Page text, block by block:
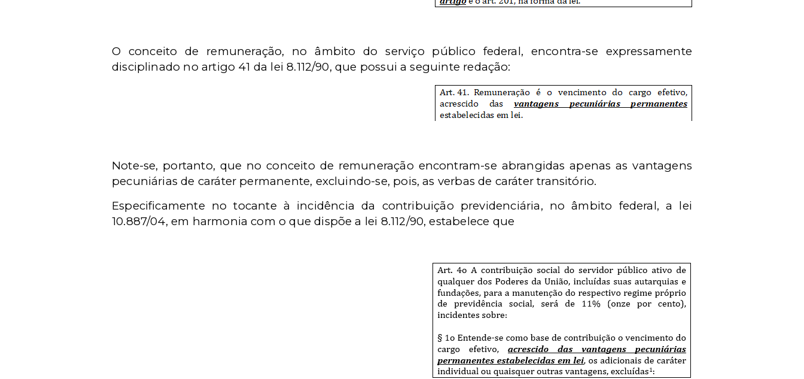
O conceito de remuneração, no âmbito do serviço público federal, encontra-se expressamente
disciplinado no artigo 41 da lei8.112/90, que possui a seguinte redação:
Note-se, portanto, que no conceito de remuneração encontram-se abrangidas apenas as vantagens
pecuniárias de caráter permanente, excluindo-se, pois, as verbas de caráter transitório.
Especificamente no tocante à incidência da contribuição previdenciária, no âmbito federal, a lei
10.887/04, em harmonia com o que dispõe a lei 8.112/90, estabelece que